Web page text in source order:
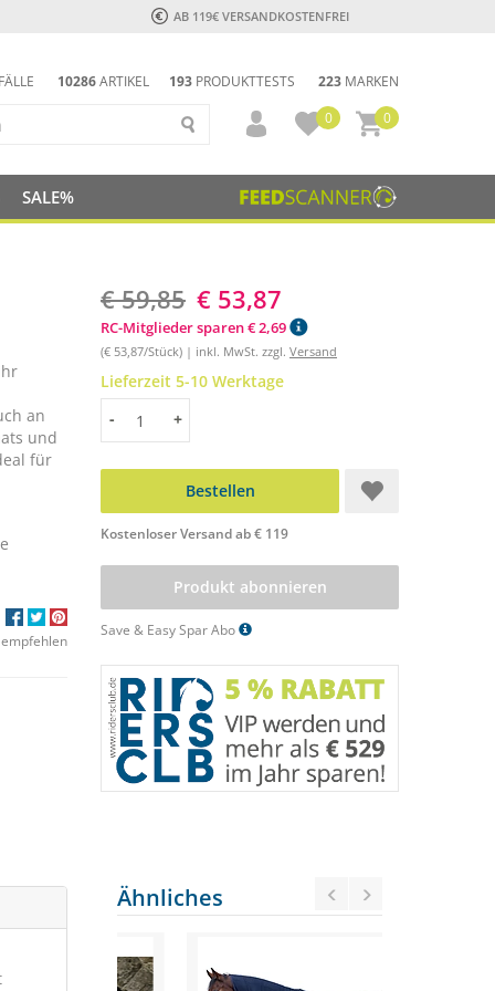
AB 119€ VERSANDKOSTENFREI
193 PRODUKTTESTS 223 MARKEN
10286ARTIKEL
0
0
SALE%
an
und
für
€ 59,85 € 53,87
RC-Mitglieder sparen € 2,69
(€ 53,87/Stück) | inkl. MwSt. zzgl. Versand
Lieferzeit 5-10 Werktage
Menge
- +
Bestellen
Kostenloser Versand ab € 119
Produkt abonnieren
Save & Easy Spar Abo
Ähnliches